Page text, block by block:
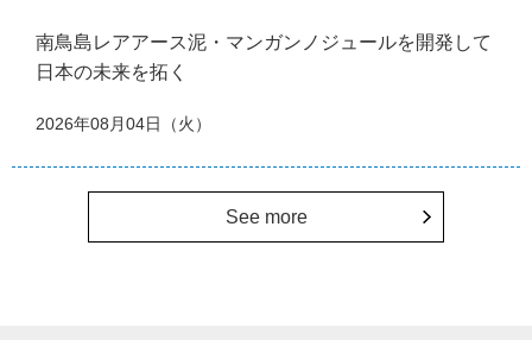
南鳥島レアアース泥・マンガンノジュールを開発して
日本の未来を拓く
2026年08月04日（火）
See more